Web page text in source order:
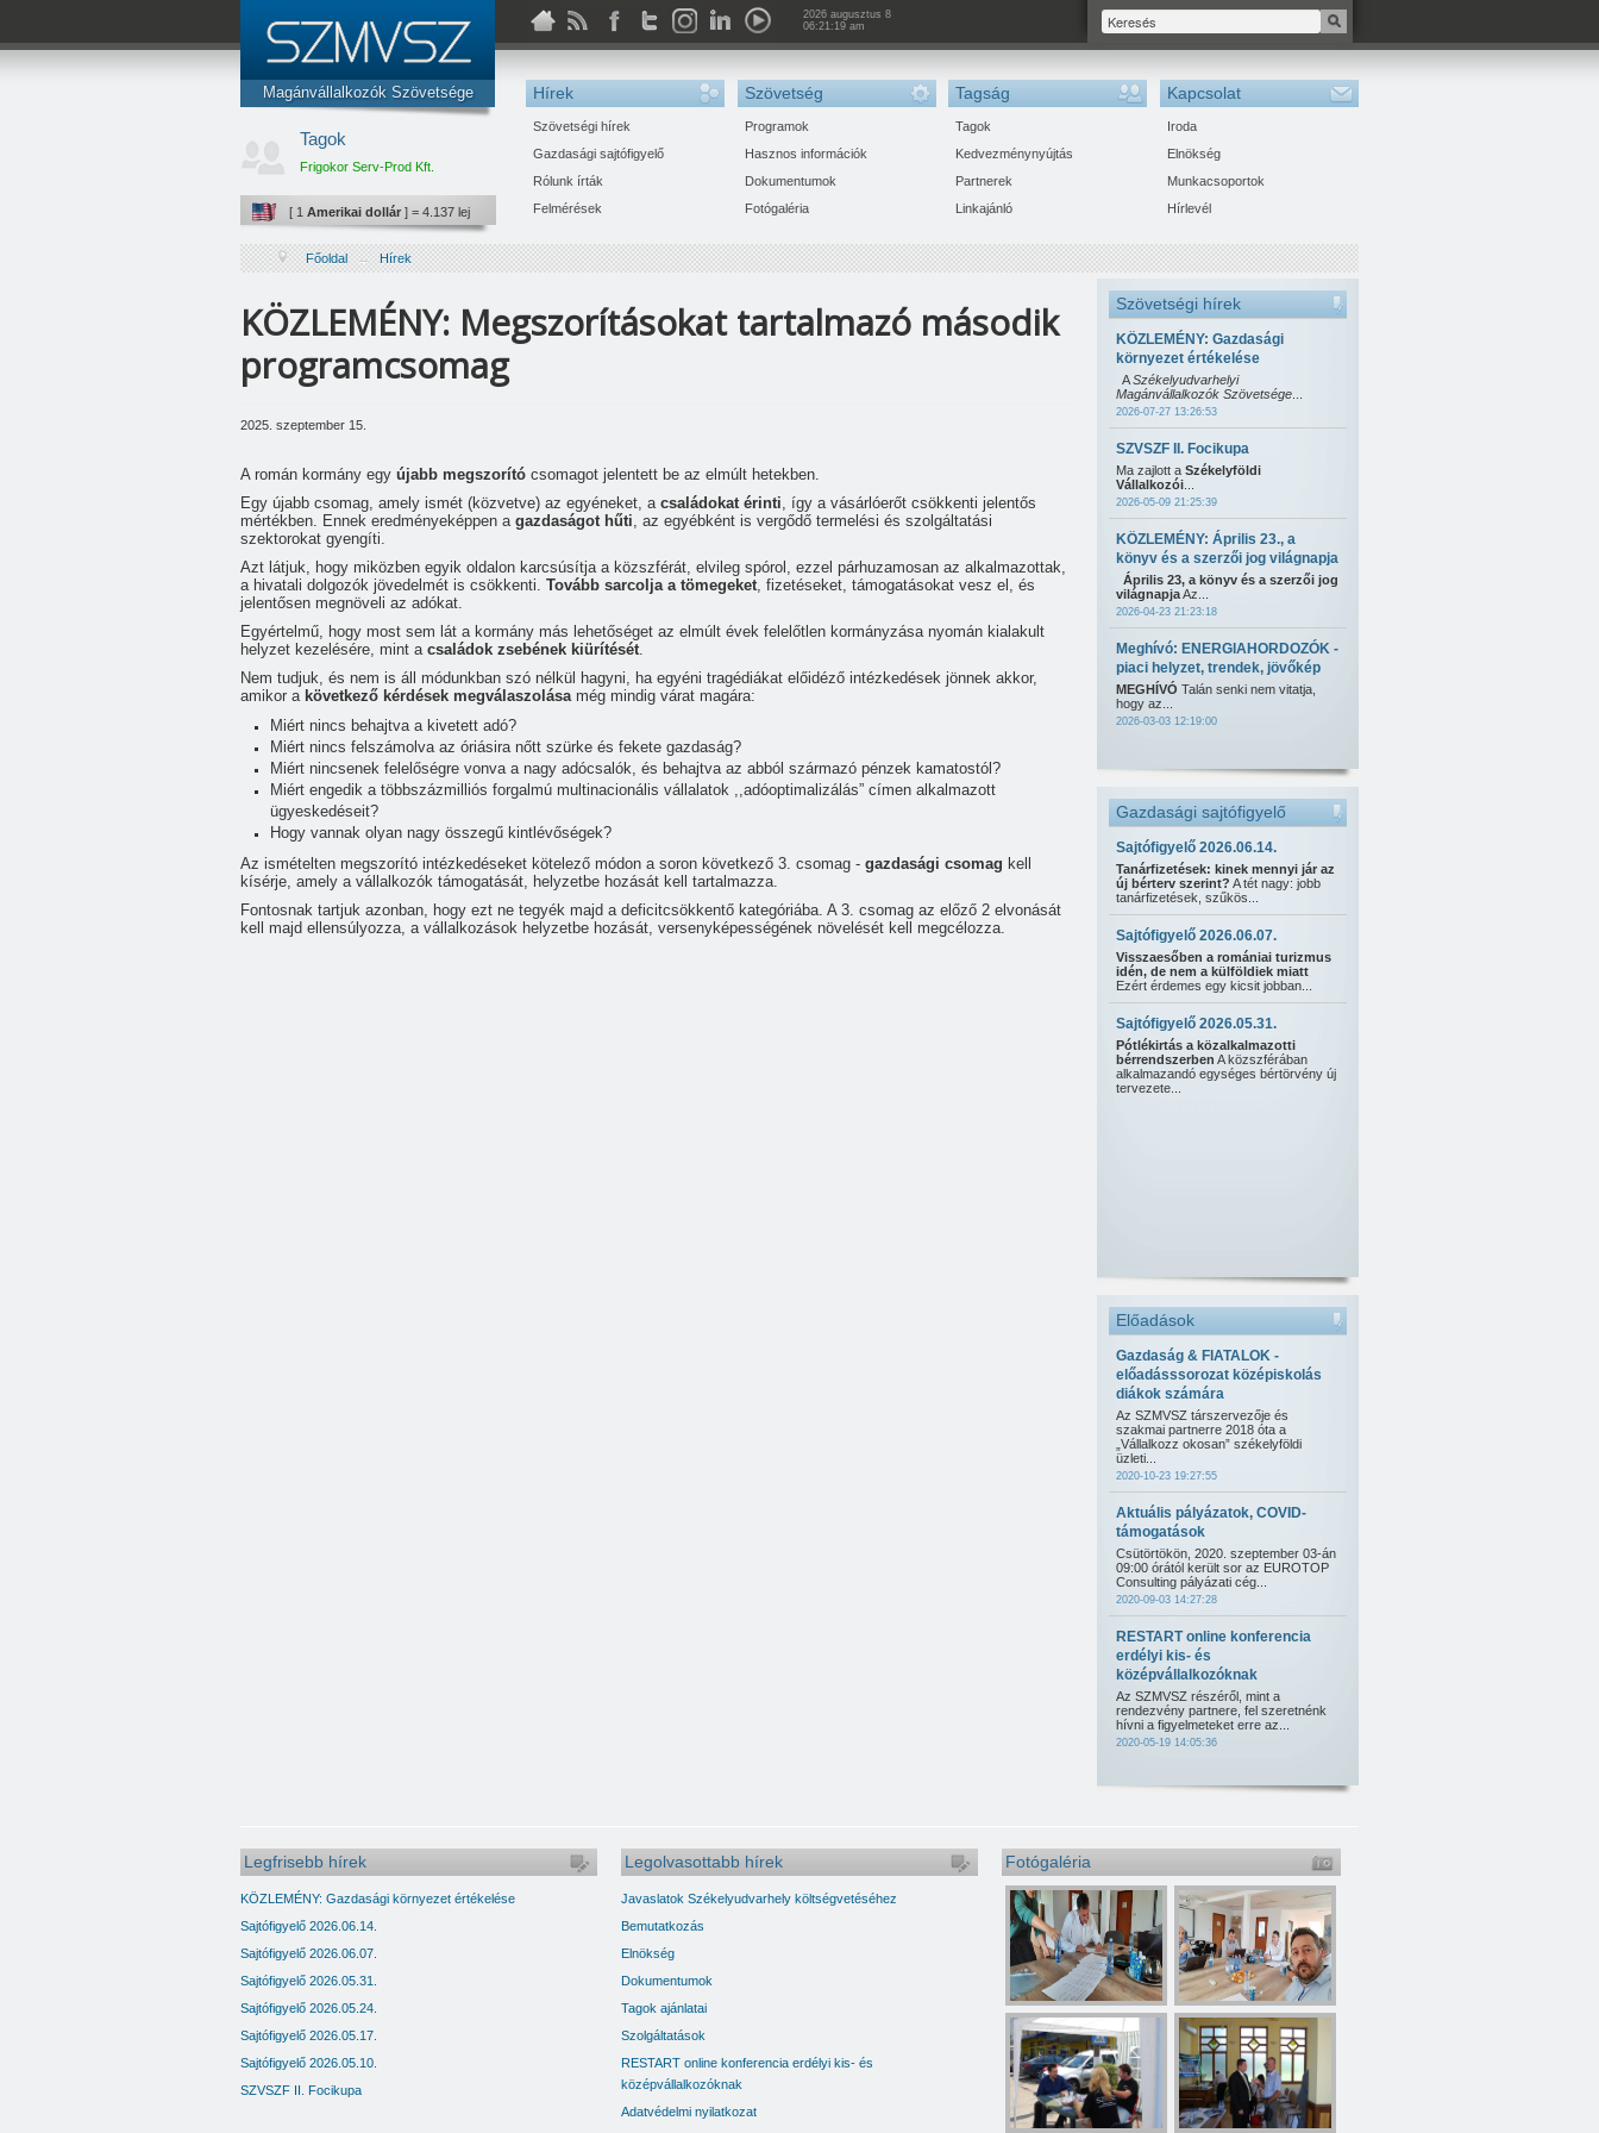
Magánvállalkozók Szövetsége
Az Ön érdekképviselete.
www.szmvsz.ro
[ 1 Amerikai dollár ] = 4.137 lej
Tagok
Coma Szivarvany Kft.
Frigokor Serv-Prod Kft.
Osváth Pál Barna egyéni vállalkozó
Cabinet Individual de psihologie Veress Zsolt-Endre
Clarity Consulting Kft.
Szőcs Klára egyéni vállalkozó
Ro Tribut Kft.
Human Vital Laser Kft.
Lemncut Solutions Kft.
Art Kusztura Kft.
Luky-Impex Kft.
Xil Power Eqology Kft.
Göthér István
Agro Pal Chim Kft.
Hargita Megye Tanácsa
Bot Bene Epitkezes Kft.
O3 Zone Egyesület
Macskasi Laszlo egyéni vállalkozó
Csiszár Melinda egyéni vállalkozó
Zeteglas Kft.
Mkdaa Opti Boost Kft.
2026 augusztus 8
06:21:19 am
Hírek
Szövetségi hírek
Gazdasági sajtófigyelő
Rólunk írták
Felmérések
Szövetség
Programok
Hasznos információk
Dokumentumok
Fotógaléria
Tagság
Tagok
Kedvezménynyújtás
Partnerek
Linkajánló
Kapcsolat
Iroda
Elnökség
Munkacsoportok
Hírlevél
Főoldal → Hírek
KÖZLEMÉNY: Megszorításokat tartalmazó második
programcsomag
2025. szeptember 15.
A román kormány egy újabb megszorító csomagot jelentett be az elmúlt hetekben.
Egy újabb csomag, amely ismét (közvetve) az egyéneket, a családokat érinti, így a vásárlóerőt csökkenti jelentős
mértékben. Ennek eredményeképpen a gazdaságot hűti, az egyébként is vergődő termelési és szolgáltatási
szektorokat gyengíti.
Azt látjuk, hogy miközben egyik oldalon karcsúsítja a közszférát, elvileg spórol, ezzel párhuzamosan az alkalmazottak,
a hivatali dolgozók jövedelmét is csökkenti. Tovább sarcolja a tömegeket, fizetéseket, támogatásokat vesz el, és
jelentősen megnöveli az adókat.
Egyértelmű, hogy most sem lát a kormány más lehetőséget az elmúlt évek felelőtlen kormányzása nyomán kialakult
helyzet kezelésére, mint a családok zsebének kiürítését.
Nem tudjuk, és nem is áll módunkban szó nélkül hagyni, ha egyéni tragédiákat előidéző intézkedések jönnek akkor,
amikor a következő kérdések megválaszolásamég mindig várat magára:
Miért nincs behajtva a kivetett adó?
Miért nincs felszámolva az óriásira nőtt szürke és fekete gazdaság?
Miért nincsenek felelőségre vonva a nagy adócsalók, és behajtva az abból származó pénzek kamatostól?
Miért engedik a többszázmilliós forgalmú multinacionális vállalatok ,,adóoptimalizálás” címen alkalmazott
ügyeskedéseit?
Hogy vannak olyan nagy összegű kintlévőségek?
Az ismételten megszorító intézkedéseket kötelező módon a soron következő 3. csomag - gazdasági csomag kell
kísérje, amely a vállalkozók támogatását, helyzetbe hozását kell tartalmazza.
Fontosnak tartjuk azonban, hogy ezt ne tegyék majd a deficitcsökkentő kategóriába. A 3. csomag az előző 2 elvonását
kell majd ellensúlyozza, a vállalkozások helyzetbe hozását, versenyképességének növelését kell megcélozza.
Szövetségi hírek
KÖZLEMÉNY: Gazdasági
környezet értékelése
ASzékelyudvarhelyi
Magánvállalkozók Szövetsége
2026-07-27 13:26:53
SZVSZF II. Focikupa
Ma zajlott a Székelyföldi
Vállalkozói
2026-05-09 21:25:39
KÖZLEMÉNY: Április 23., a
könyv és a szerzői jog világnapja
Április 23, a könyv és a szerzői jog
világnapjaAz...
2026-04-23 21:23:18
Meghívó: ENERGIAHORDOZÓK -
piaci helyzet, trendek, jövőkép
MEGHÍVÓ Talán senki nem vitatja,
hogy az...
2026-03-03 12:19:00
Gazdasági sajtófigyelő
Sajtófigyelő 2026.06.14.
Tanárfizetések: kinek mennyi jár az
új bérterv szerint? A tét nagy: jobb
tanárfizetések, szűkös...
Sajtófigyelő 2026.06.07.
Visszaesőben a romániai turizmus
idén, de nem a külföldiek miatt
Ezért érdemes egy kicsit jobban...
Sajtófigyelő 2026.05.31.
Pótlékirtás a közalkalmazotti
bérrendszerben A közszférában
alkalmazandó egységes bértörvény új
tervezete...
Előadások
Gazdaság & FIATALOK -
előadásssorozat középiskolás
diákok számára
Az SZMVSZ társzervezője és
szakmai partnerre 2018 óta a
„Vállalkozz okosan” székelyföldi
üzleti...
2020-10-23 19:27:55
Aktuális pályázatok, COVID-
támogatások
Csütörtökön, 2020. szeptember 03-án
09:00 órától került sor az EUROTOP
Consulting pályázati cég...
2020-09-03 14:27:28
RESTART online konferencia
erdélyi kis- és
középvállalkozóknak
Az SZMVSZ részéről, mint a
rendezvény partnere, fel szeretnénk
hívni a figyelmeteket erre az...
2020-05-19 14:05:36
Legfrisebb hírek
KÖZLEMÉNY: Gazdasági környezet értékelése
Sajtófigyelő 2026.06.14.
Sajtófigyelő 2026.06.07.
Sajtófigyelő 2026.05.31.
Sajtófigyelő 2026.05.24.
Sajtófigyelő 2026.05.17.
Sajtófigyelő 2026.05.10.
SZVSZF II. Focikupa
Legolvasottabb hírek
Javaslatok Székelyudvarhely költségvetéséhez
Bemutatkozás
Elnökség
Dokumentumok
Tagok ajánlatai
Szolgáltatások
RESTART online konferencia erdélyi kis- és
középvállalkozóknak
Adatvédelmi nyilatkozat
Fotógaléria